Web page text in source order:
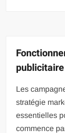
Les
stratégie
essentielles
commence